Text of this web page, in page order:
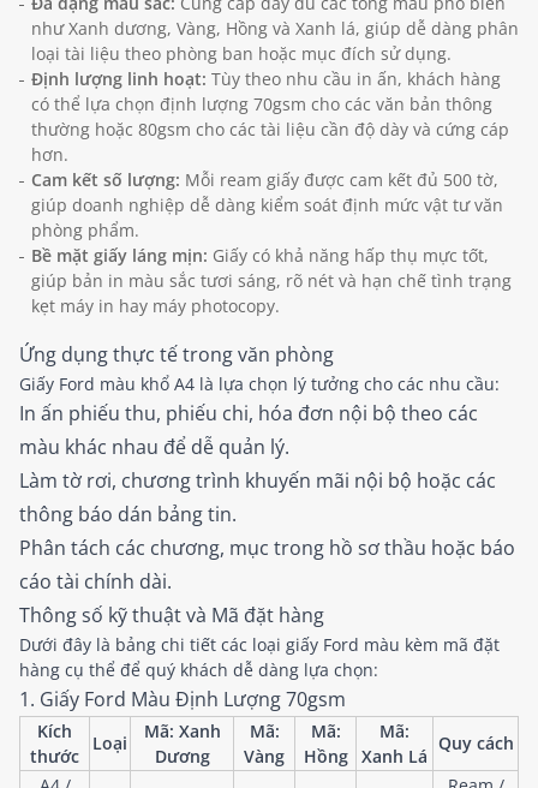
như Xanh dương, Vàng, Hồng và Xanh lá, giúp dễ dàng phân
loại tài liệu theo phòng ban hoặc mục đích sử dụng.
Định lượng linh hoạt: Tùy theo nhu cầu in ấn, khách hàng
có thể lựa chọn định lượng 70gsm cho các văn bản thông
thường hoặc 80gsm cho các tài liệu cần độ dày và cứng cáp
hơn.
Cam kết số lượng: Mỗi ream giấy được cam kết đủ 500 tờ,
giúp doanh nghiệp dễ dàng kiểm soát định mức vật tư văn
phòng phẩm.
Bề mặt giấy láng mịn: Giấy có khả năng hấp thụ mực tốt,
giúp bản in màu sắc tươi sáng, rõ nét và hạn chế tình trạng
kẹt máy in hay máy photocopy.
Ứng dụng thực tế trong văn phòng
Giấy Ford màu khổ A4 là lựa chọn lý tưởng cho các nhu cầu:
In ấn phiếu thu, phiếu chi, hóa đơn nội bộ theo các
màu khác nhau để dễ quản lý.
Làm tờ rơi, chương trình khuyến mãi nội bộ hoặc các
thông báo dán bảng tin.
Phân tách các chương, mục trong hồ sơ thầu hoặc báo
cáo tài chính dài.
Thông số kỹ thuật và Mã đặt hàng
Dưới đây là bảng chi tiết các loại giấy Ford màu kèm mã đặt
hàng cụ thể để quý khách dễ dàng lựa chọn:
1. Giấy Ford Màu Định Lượng 70gsm
Kích
thước
Loại
Mã: Xanh
Dương
Mã:
Vàng
Mã:
Hồng
Mã:
Xanh Lá
Quy cách